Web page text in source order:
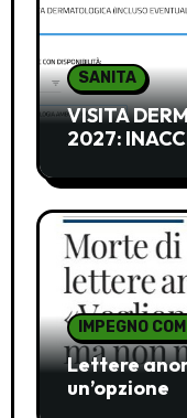
SANITA
VISITA
2027:
IMPEGNO
Lettere
un’opzione